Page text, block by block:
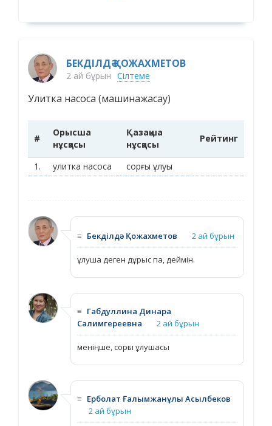
БЕКДІЛДӘ ҚОЖАХМЕТОВ
2 ай бұрын Сілтеме
Улитка насоса (машинажасау)
#
Орысша
нұсқасы
Қазақша
нұсқасы
Рейтинг
1. улитка насоса сорғы ұлуы
≡ Бекділдә Қожахметов 2 ай бұрын
ұлуша деген дұрыс па, деймін.
≡ Габдуллина Динара
Салимгереевна
2 ай бұрын
меніңше, сорғы ұлушасы
≡ Ерболат Ғалымжанұлы Асылбеков
2 ай бұрын